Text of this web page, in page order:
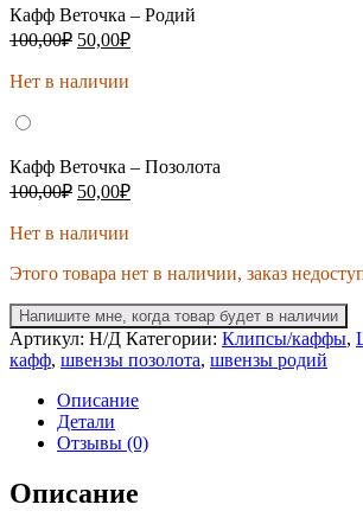
Кафф Веточка – Родий
100,00₽ Первоначальная
составляла
50,00₽Текущая
Нет в наличии
Кафф Веточка – Позолота
100,00₽ Первоначальная
составляла
50,00₽Текущая
Нет в наличии
Этого товара нет в наличии, заказ
Напишите мне, когда товар будет в наличии
Артикул: Н/Д Категории: Клипсы/каффы,
кафф, швензы позолота, швензы родий
Описание
Детали
Отзывы (0)
Описание